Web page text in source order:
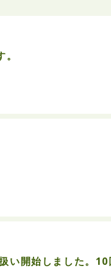
い開始しました。